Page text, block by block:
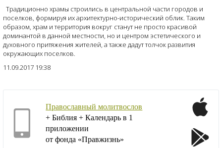
Традиционно храмы строились в центральной части городов и
поселков, формируя их архитектурно-исторический облик. Таким
образом, храм и территория вокруг станут не просто красивой
доминантой в данной местности, но и центром эстетического и
духовного притяжения жителей, а также дадут толчок развития
окружающих поселков.
11.09.2017 19:38
Православный молитвослов
+ Библия + Календарь в 1
приложении
от фонда «Правжизнь»